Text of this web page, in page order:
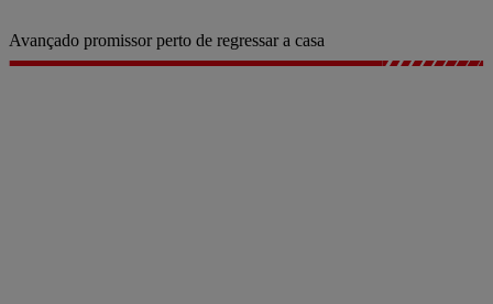
Avançado promissor perto de regressar a casa